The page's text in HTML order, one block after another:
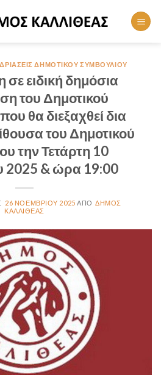
ΔΗΜΟΤΙΚΟΎ ΣΥΜΒΟΥΛΊΟΥ
ειδική δημόσια
του Δημοτικού
θα διεξαχθεί δια
του Δημοτικού
την Τετάρτη 10
2025 & ώρα 19:00
26 ΝΟΕΜΒΡΊΟΥ 2025
ΔΉΜΟΣ
ΚΑΛΛΙΘΈΑΣ